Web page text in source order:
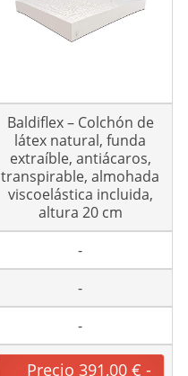
Baldiflex – Colchón de
látex natural, funda
extraíble, antiácaros,
transpirable, almohada
viscoelástica incluida,
altura 20 cm
-
-
-
Precio 391,00 € -